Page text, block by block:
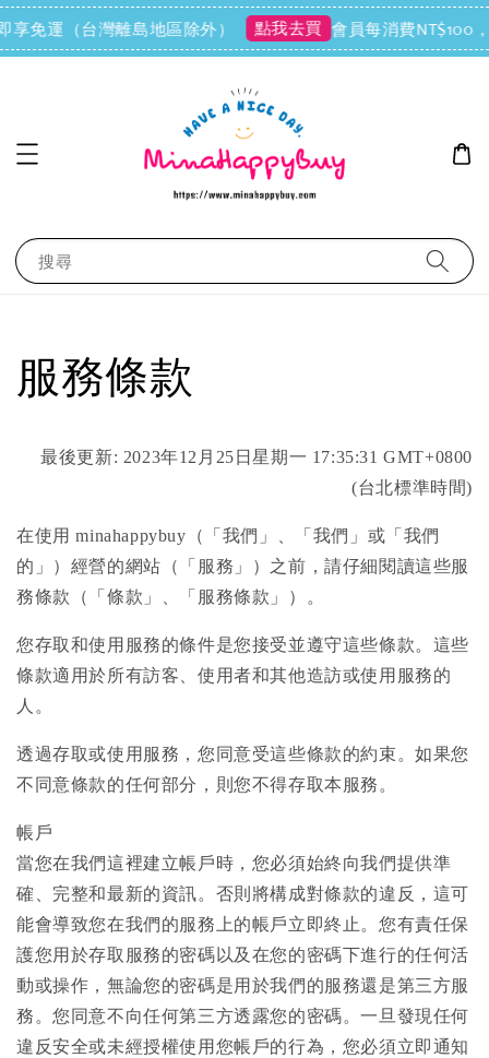
免運（台灣離島地區除外） 點我去買 會員每消費NT$100
搜尋
服務條款
最後更新: 2023年12月25日星期一 17:35:31 GMT+0800
(台北標準時間)
在使用 minahappybuy（「我們」、「我們」或「我們
的」）經營的網站（「服務」）之前，請仔細閱讀這些服
務條款（「條款」、「服務條款」）。
您存取和使用服務的條件是您接受並遵守這些條款。這些
條款適用於所有訪客、使用者和其他造訪或使用服務的
人。
透過存取或使用服務，您同意受這些條款的約束。如果您
不同意條款的任何部分，則您不得存取本服務。
帳戶
當您在我們這裡建立帳戶時，您必須始終向我們提供準
確、完整和最新的資訊。否則將構成對條款的違反，這可
能會導致您在我們的服務上的帳戶立即終止。您有責任保
護您用於存取服務的密碼以及在您的密碼下進行的任何活
動或操作，無論您的密碼是用於我們的服務還是第三方服
務。您同意不向任何第三方透露您的密碼。一旦發現任何
違反安全或未經授權使用您帳戶的行為，您必須立即通知